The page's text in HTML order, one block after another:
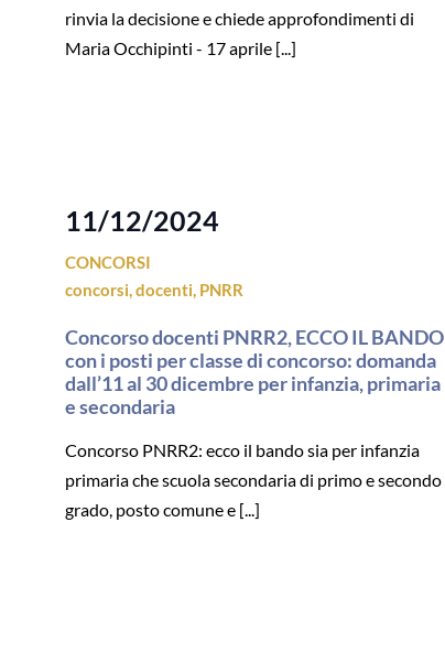
rinvia la decisione e chiede approfondimenti di
Maria Occhipinti - 17 aprile [...]
11/12/2024
CONCORSI
concorsi,docenti, PNRR
Concorso docenti PNRR2, ECCO IL BANDO
con i posti per classe di concorso: domanda
dall’11 al 30 dicembre per infanzia, primaria
e secondaria
Concorso PNRR2: ecco il bando sia per infanzia
primaria che scuola secondaria di primo e secondo
grado, posto comune e [...]